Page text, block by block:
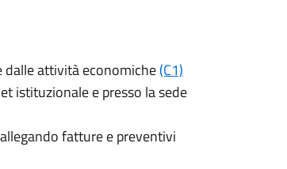
dalle attività economiche(C1)
istituzionale e presso la sede
fatture e preventivi